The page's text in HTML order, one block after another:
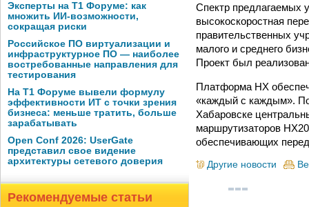
Эксперты на Т1 Форуме: как
множить ИИ-возможности,
сокращая риски
Российское ПО виртуализации и
инфраструктурное ПО — наиболее
востребованные направления для
тестирования
На Т1 Форуме вывели формулу
эффективности ИТ с точки зрения
бизнеса: меньше тратить, больше
зарабатывать
Open Conf 2026: UserGate
представил свое видение
архитектуры сетевого доверия
Рекомендуемые статьи
Спектр предлагаемых
высокоскоростная
правительственных
малого и среднего
Проект был
Платформа HX
«каждый с каждым».
Хабаровске
маршрутизаторов
обеспечивающих
Другие новости